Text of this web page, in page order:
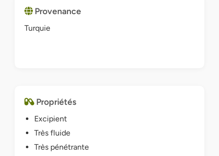
Provenance
Turquie
Propriétés
Excipient
Très fluide
Très pénétrante